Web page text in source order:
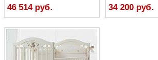
46 514 руб. 34 200 руб.